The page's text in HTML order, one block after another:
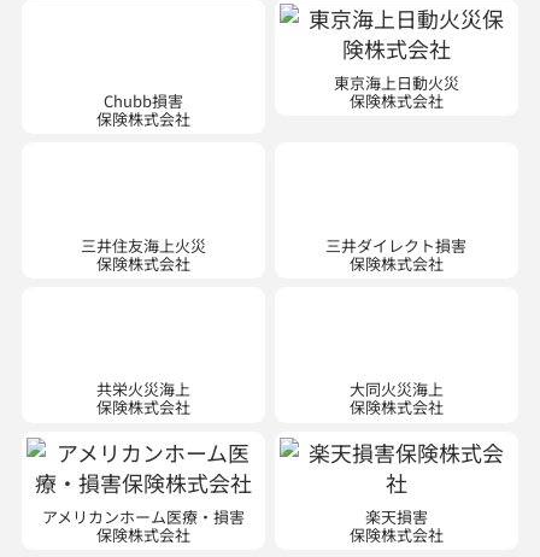
東京海上日動火災
保険株式会社
共栄火災海上 大同火災海上
アメリカンホーム医療・損害
保険株式会社
※現在は新規契約のお取り扱いはご
ざいません。
楽天損害
保険株式会社
※ 現在は自動車・傷害・新種の新規
契約のお取り扱いはございません。
少額短期保険会社